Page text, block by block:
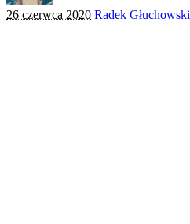
26 czerwca 2020 Posted
Radek Głuchowski